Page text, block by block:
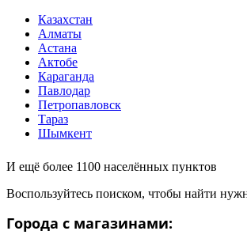
Казахстан
Алматы
Астана
Актобе
Караганда
Павлодар
Петропавловск
Тараз
Шымкент
И ещё более 1100 населённых пунктов
Воспользуйтесь поиском, чтобы найти
Города с магазинами: